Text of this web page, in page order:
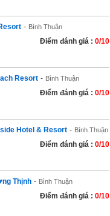
- Bình Thuận
Điểm đánh giá : 0/10
Resort - Bình Thuận
Điểm đánh giá : 0/10
Hotel & Resort - Bình Thuận
Điểm đánh giá : 0/10
Thịnh - Bình Thuận
Điểm đánh giá : 0/10